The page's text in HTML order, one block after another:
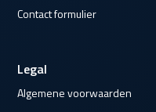
Contact formulier
Legal
Algemene voorwaarden